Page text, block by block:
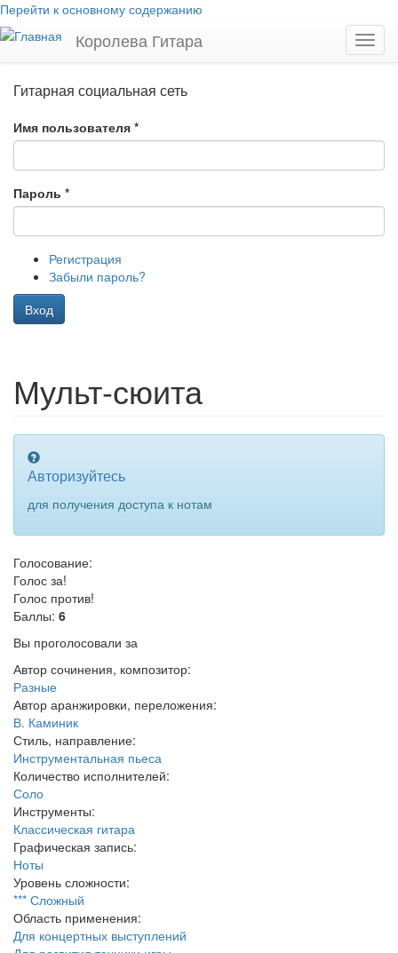
Перейти к основному содержанию
Королева Гитара
Гитарная социальная сеть
Имя пользователя *
Пароль *
Регистрация
Забыли пароль?
Вход
Мульт-сюита
Авторизуйтесь
для получения доступа к нотам
Голосование:
Голос за!
Голос против!
Баллы: 6
Вы проголосовали за
Автор сочинения, композитор:
Разные
Автор аранжировки, переложения:
В. Каминик
Стиль, направление:
Инструментальная пьеса
Количество исполнителей:
Соло
Инструменты:
Классическая гитара
Графическая запись:
Ноты
Уровень сложности:
*** Сложный
Область применения:
Для концертных выступлений